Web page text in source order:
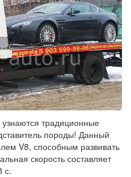
традиционные
породы! Данный
V8, способным развивать
скорость составляет
с.